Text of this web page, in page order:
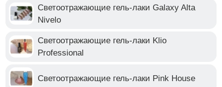
Светоотражающие гель-лаки Galaxy Alta
Nivelo
Светоотражающие гель-лаки Klio
Professional
Светоотражающие гель-лаки Pink House